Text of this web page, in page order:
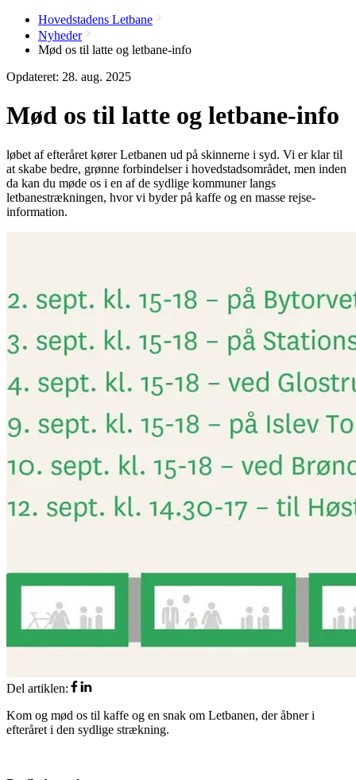
Hovedstadens Letbane
Nyheder
Mød os til latte og letbane-info
Opdateret: 28. aug. 2025
Mød os til latte og letbane-info
løbet af efteråret kører Letbanen ud på skinnerne i syd. Vi er klar til
at skabe bedre, grønne forbindelser i hovedstadsområdet, men inden
da kan du møde os i en af de sydlige kommuner langs
letbanestrækningen, hvor vi byder på kaffe og en masse rejse-
information.
Del artiklen:
Kom og mød os til kaffe og en snak om Letbanen, der åbner i
efteråret i den sydlige strækning.